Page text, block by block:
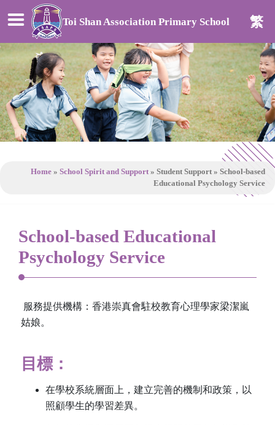
Toi Shan Association Primary School 繁
Home » School Spirit and Support » Student Support » School-based
Educational Psychology Service
School-based Educational
Psychology Service
服務提供機構：香港崇真會駐校教育心理學家梁潔嵐
姑娘。
目標：
在學校系統層面上，建立完善的機制和政策，以
照顧學生的學習差異。